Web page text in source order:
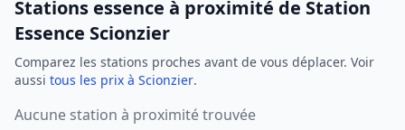
Stations essence à proximité de Station
Essence Scionzier
Comparez les stations proches avant de vous déplacer. Voir
aussi tous les prix à Scionzier.
Aucune station à proximité trouvée